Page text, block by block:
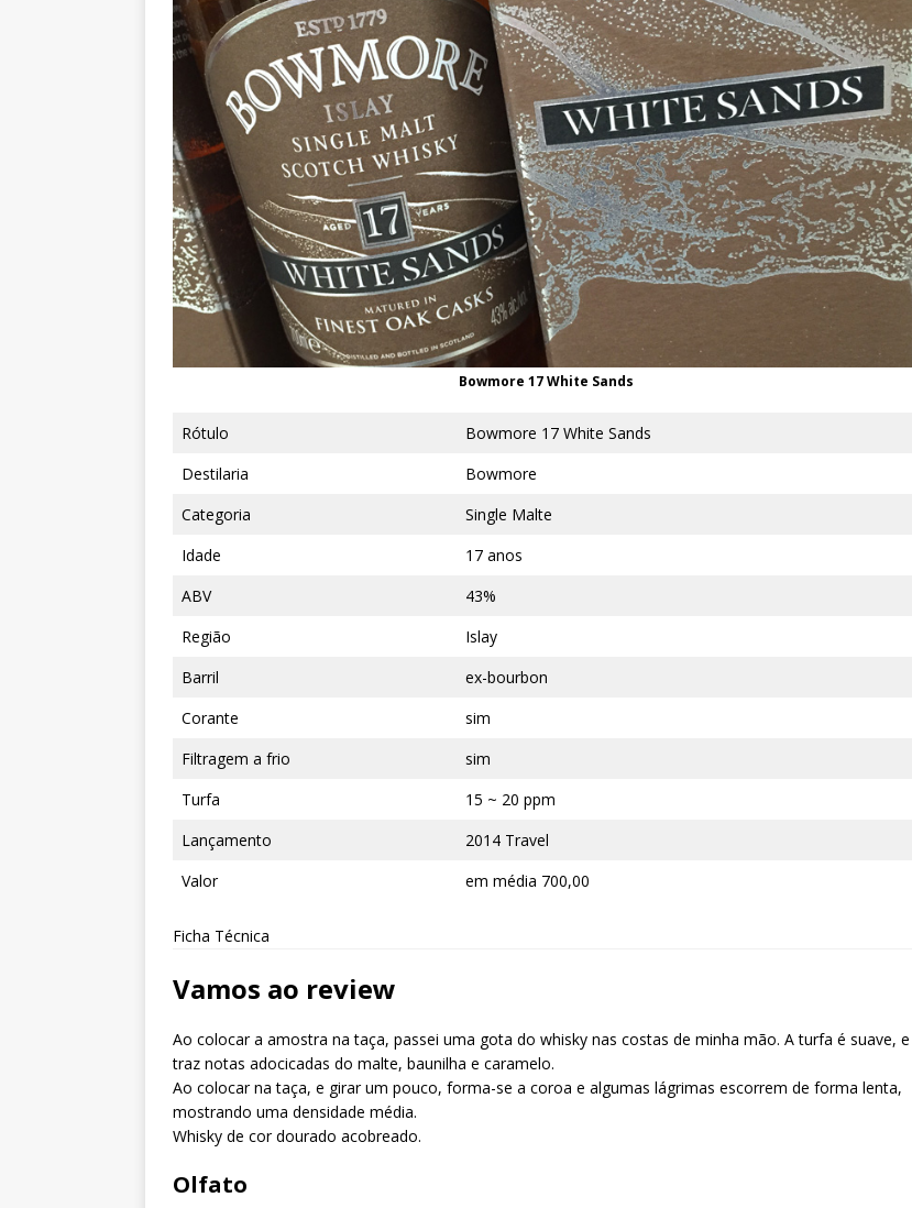
Bowmore 17 White Sands
Rótulo
Bowmore 17 White Sands
Destilaria
Bowmore
Categoria
Single Malte
Idade
17 anos
ABV
43%
Região
Islay
Barril
ex-bourbon
Corante
sim
Filtragem a frio
sim
Turfa
15 ~ 20 ppm
Lançamento
2014 Travel
Valor
em média 700,00
Ficha Técnica
Vamos ao review
Ao colocar a amostra na taça, passei uma gota do whisky nas costas de minha mão. A turfa é suave, e
traz notas adocicadas do malte, baunilha e caramelo.
Ao colocar na taça, e girar um pouco, forma-se a coroa e algumas lágrimas escorrem de forma lenta,
mostrando uma densidade média.
Whisky de cor dourado acobreado.
Olfato